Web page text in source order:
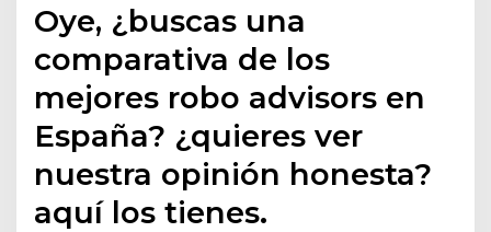
Oye, ¿buscas una
comparativa de los
mejores robo advisors en
España? ¿quieres ver
nuestra opinión honesta?
aquí los tienes.